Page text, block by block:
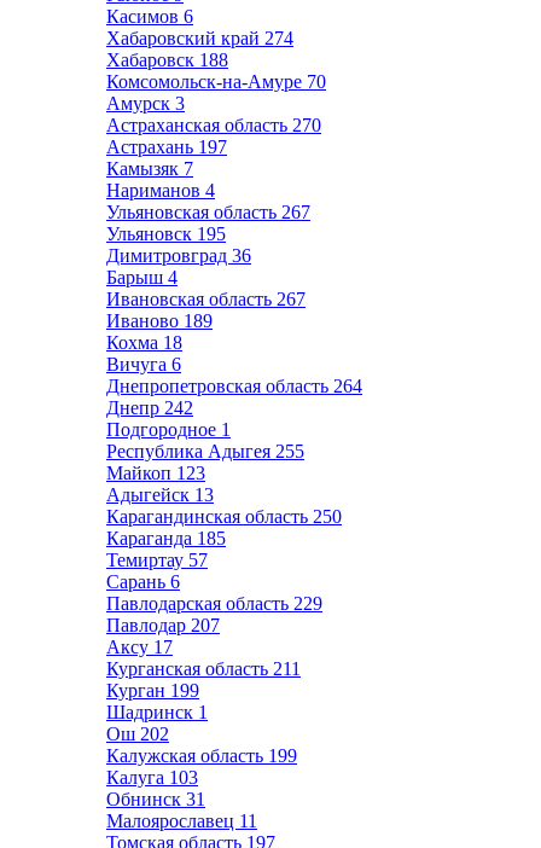
Касимов 6
Хабаровский край 274
Хабаровск 188
Комсомольск-на-Амуре 70
Амурск 3
Астраханская область 270
Астрахань 197
Камызяк 7
Нариманов 4
Ульяновская область 267
Ульяновск 195
Димитровград 36
Барыш 4
Ивановская область 267
Иваново 189
Кохма 18
Вичуга 6
Днепропетровская область 264
Днепр 242
Подгородное 1
Республика Адыгея 255
Майкоп 123
Адыгейск 13
Карагандинская область 250
Караганда 185
Темиртау 57
Сарань 6
Павлодарская область 229
Павлодар 207
Аксу 17
Курганская область 211
Курган 199
Шадринск 1
Ош 202
Калужская область 199
Калуга 103
Обнинск 31
Малоярославец 11
Томская область 197